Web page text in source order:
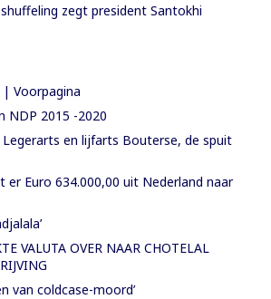
zegt president Santokhi
| Voorpagina
NDP 2015 -2020
en lijfarts Bouterse, de spuit
er Euro 634.000,00 uit Nederland naar
VALUTA OVER NAAR CHOTELAL
van coldcase-moord’